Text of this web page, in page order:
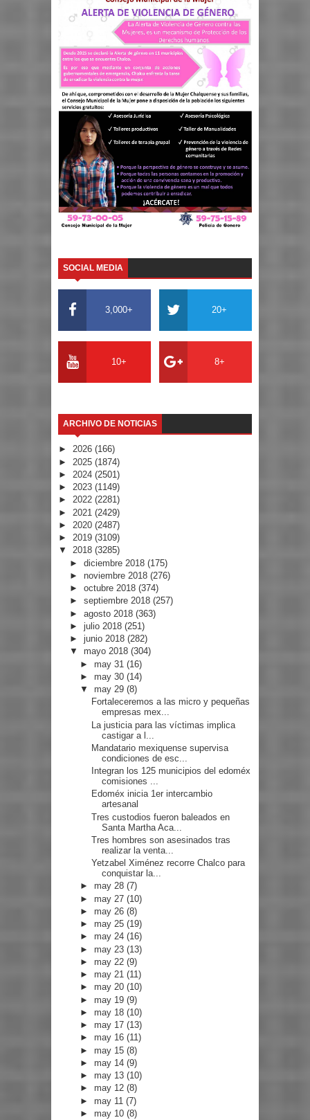
SOCIAL MEDIA
3,000+ 20+
10+ 8+
ARCHIVO DE NOTICIAS
► 2026 (166)
► 2025 (1874)
► 2024 (2501)
► 2023 (1149)
► 2022 (2281)
► 2021 (2429)
► 2020 (2487)
► 2019 (3109)
▼ 2018 (3285)
► diciembre 2018 (175)
► noviembre 2018 (276)
► octubre 2018 (374)
► septiembre 2018 (257)
► agosto 2018 (363)
► julio 2018 (251)
► junio 2018 (282)
▼ mayo 2018 (304)
► may 31(16)
► may 30(14)
▼ may 29(8)
Fortaleceremos a las micro y pequeñas
empresas mex...
La justicia para las víctimas implica
castigar a l...
Mandatario mexiquense supervisa
condiciones de esc...
Integran los 125 municipios del edoméx
comisiones ...
Edoméx inicia 1er intercambio
artesanal
Tres custodios fueron baleados en
Santa Martha Aca...
Tres hombres son asesinados tras
realizar la venta...
Yetzabel Ximénez recorre Chalco para
conquistar la...
► may 28(7)
► may 27(10)
► may 26(8)
► may 25(19)
► may 24(16)
► may 23(13)
► may 22(9)
► may 21(11)
► may 20(10)
► may 19(9)
► may 18(10)
► may 17(13)
► may 16(11)
► may 15(8)
► may 14(9)
► may 13(10)
► may 12(8)
► may 11(7)
► may 10(8)